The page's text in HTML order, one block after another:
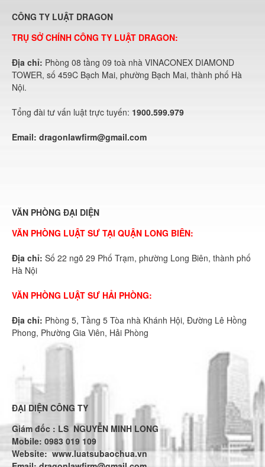
CÔNG TY LUẬT DRAGON
TRỤ SỞ CHÍNH CÔNG TY LUẬT DRAGON:
Địa chỉ: Phòng 08 tầng 09 toà nhà VINACONEX DIAMOND
TOWER, số 459C Bạch Mai, phường Bạch Mai, thành phố Hà
Nội.
Tổng đài tư vấn luật trực tuyến: 1900.599.979
Email: dragonlawfirm@gmail.com
VĂN PHÒNG ĐẠI DIỆN
VĂN PHÒNG LUẬT SƯ TẠI QUẬN LONG BIÊN:
Địa chỉ: Số 22 ngõ 29 Phố Trạm, phường Long Biên, thành phố
Hà Nội
VĂN PHÒNG LUẬT SƯ HẢI PHÒNG:
Địa chỉ: Phòng 5, Tầng 5 Tòa nhà Khánh Hội, Đường Lê Hồng
Phong, Phường Gia Viên, Hải Phòng
ĐẠI DIỆN CÔNG TY
Giám đốc : LS NGUYỄN MINH LONG
Mobile: 0983 019 109
Website:www.luatsubaochua.vn